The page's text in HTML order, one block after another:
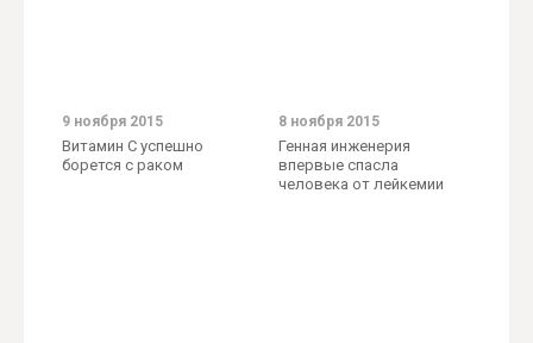
9 ноября 2015
Витамин С успешно
борется с раком
8 ноября 2015
Генная инженерия
впервые спасла
человека от лейкемии